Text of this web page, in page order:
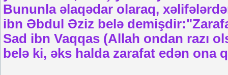
Bununla əlaqədar olaraq,
ibn Əbdul Əziz belə
Sad ibn Vaqqas (Allah ondan razı
belə ki, əks halda zarafat edən ona